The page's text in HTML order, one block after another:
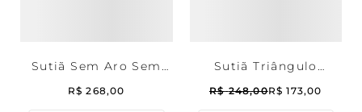
Sutiã Sem Aro Sem
Bojo Flower Cotton
R$ 268,00
Sutiã Triângulo
Flower Cotton
Summer Blue
R$ 248,00R$ 173,00